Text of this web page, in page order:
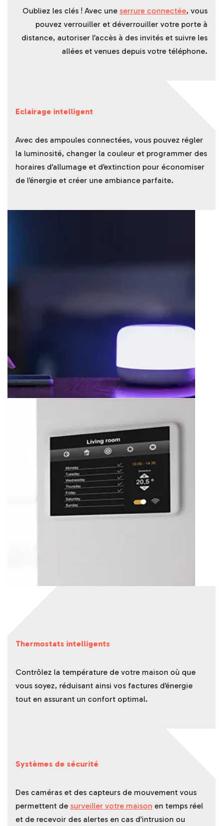
Oubliez les clés ! Avec une serrure connectée, vous
pouvez verrouiller et déverrouiller votre porte à
distance, autoriser l’accès à des invités et suivre les
allées et venues depuis votre téléphone.
Eclairage intelligent
Avec des ampoules connectées, vous pouvez régler
la luminosité, changer la couleur et programmer des
horaires d’allumage et d’extinction pour économiser
de l’énergie et créer une ambiance parfaite.
Thermostats intelligents
Contrôlez la température de votre maison où que
vous soyez, réduisant ainsi vos factures d’énergie
tout en assurant un confort optimal.
Systèmes de sécurité
Des caméras et des capteurs de mouvement vous
permettent de surveiller votre maison en temps réel
et de recevoir des alertes en cas d’intrusion ou